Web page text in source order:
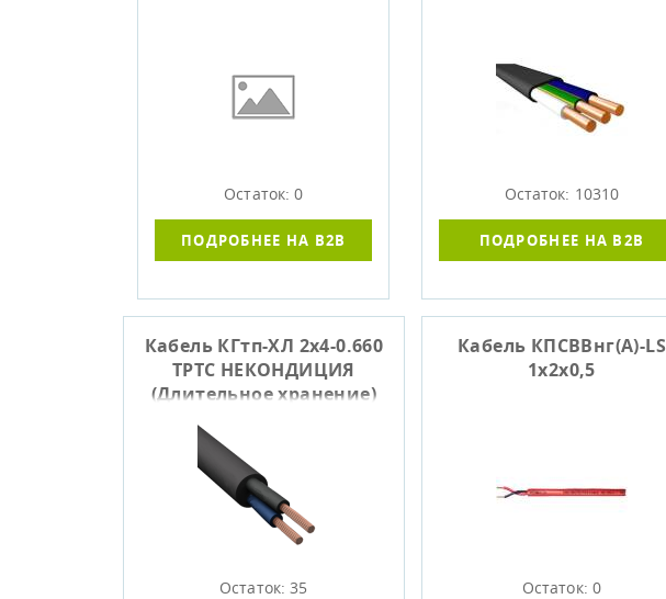
Остаток: 0
ПОДРОБНЕЕ НА B2B
Остаток: 10310
ПОДРОБНЕЕ НА B2B
Кабель КГтп-ХЛ 2х4-0.660
ТРТС НЕКОНДИЦИЯ
(Длительное хранение)
Остаток: 35
Кабель КПСВВнг(А)-LS
1х2х0,5
Остаток: 0